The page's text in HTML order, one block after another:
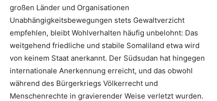
großen Länder und Organisationen
Unabhängigkeitsbewegungen stets Gewaltverzicht
empfehlen, bleibt Wohlverhalten häufig unbelohnt: Das
weitgehend friedliche und stabile Somaliland etwa wird
von keinem Staat anerkannt. Der Südsudan hat hingegen
internationale Anerkennung erreicht, und das obwohl
während des Bürgerkriegs Völkerrecht und
Menschenrechte in gravierender Weise verletzt wurden.